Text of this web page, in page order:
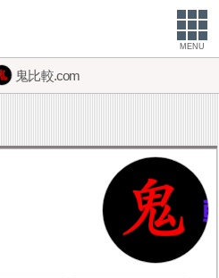
MENU
鬼比較.com